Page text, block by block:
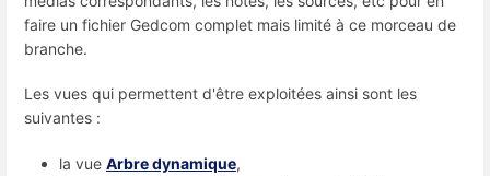
faire un fichier Gedcom complet mais limité à ce morceau de
branche.
Les vues qui permettent d'être exploitées ainsi sont les
suivantes :
la vue Arbre dynamique,